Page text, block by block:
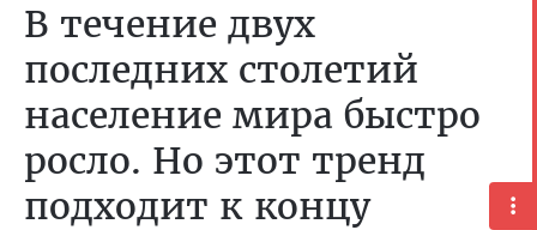
В течение двух
последних столетий
население мира быстро
росло. Но этот тренд
подходит к концу